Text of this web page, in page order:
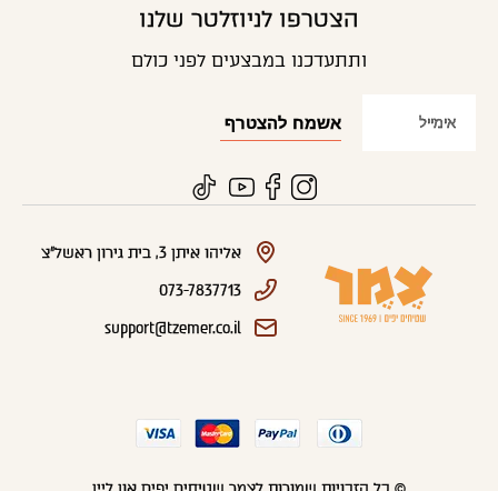
הצטרפו לניוזלטר שלנו
ותתעדכנו במבצעים לפני כולם
אליהו איתן 3, בית גירון ראשל"צ
073-7837713
support@tzemer.co.il